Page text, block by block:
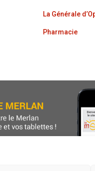
La Générale
Pharmacie